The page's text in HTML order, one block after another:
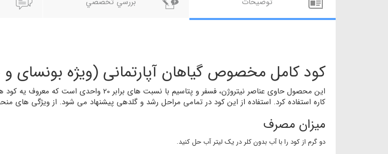
کود کامل مخصوص گیاهان آپارتمانی (ویژه بونسای و
کاره استفاده کرد. استفاده از این کود در تمامی مراحل رشد و گلدهی پیشنهاد می شود. از ویژگی های
میزان مصرف
دو گرم از کود را با آب بدون کلر در یک لیتر آب حل کنید.